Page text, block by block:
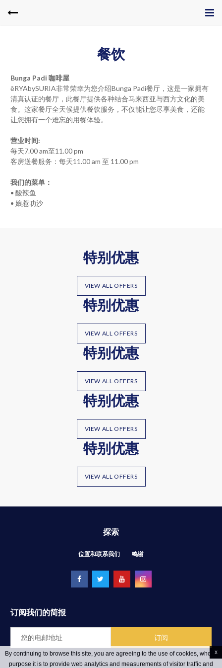
餐饮
Bunga Padi 咖啡屋
ēRYAbySURIA非常荣幸为您介绍Bunga Padi餐厅，这是一家拥有
清真认证的餐厅，此餐厅提供各种结合马来西亚与西方文化的美
食。这家餐厅全天候提供餐饮服务，不仅能让您尽享美食，还能
让您拥有一个难忘的用餐体验。
营业时间:
每天7.00 am至11.00 pm
客房送餐服务：每天11.00 am 至 11.00 pm
我们的菜单：
• 酸辣鱼
• 娘惹叻沙
特别优惠
VIEW ALL OFFERS
特别优惠
VIEW ALL OFFERS
特别优惠
VIEW ALL OFFERS
特别优惠
VIEW ALL OFFERS
特别优惠
VIEW ALL OFFERS
探索
位置和联系我们 鸣谢
订阅我们的简报
By continuing to browse this site, you are agreeing to the use of cookies, whose
purpose it is to provide web analytics and measurements of visitor traffic and
x